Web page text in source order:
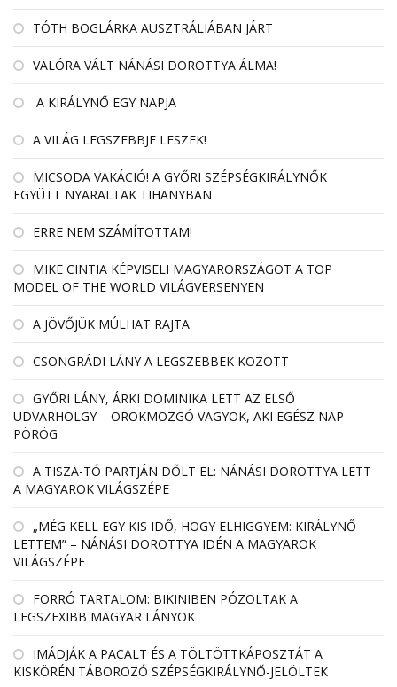
TÓTH BOGLÁRKA AUSZTRÁLIÁBAN JÁRT
VALÓRA VÁLT NÁNÁSI DOROTTYA ÁLMA!
A KIRÁLYNŐ EGY NAPJA
A VILÁG LEGSZEBBJE LESZEK!
MICSODA VAKÁCIÓ! A GYŐRI SZÉPSÉGKIRÁLYNŐK
EGYÜTT NYARALTAK TIHANYBAN
ERRE NEM SZÁMÍTOTTAM!
MIKE CINTIA KÉPVISELI MAGYARORSZÁGOT A TOP
MODEL OF THE WORLD VILÁGVERSENYEN
A JÖVŐJÜK MÚLHAT RAJTA
CSONGRÁDI LÁNY A LEGSZEBBEK KÖZÖTT
GYŐRI LÁNY, ÁRKI DOMINIKA LETT AZ ELSŐ
UDVARHÖLGY – ÖRÖKMOZGÓ VAGYOK, AKI EGÉSZ NAP
PÖRÖG
A TISZA-TÓ PARTJÁN DŐLT EL: NÁNÁSI DOROTTYA LETT
A MAGYAROK VILÁGSZÉPE
„MÉG KELL EGY KIS IDŐ, HOGY ELHIGGYEM: KIRÁLYNŐ
LETTEM” – NÁNÁSI DOROTTYA IDÉN A MAGYAROK
VILÁGSZÉPE
FORRÓ TARTALOM: BIKINIBEN PÓZOLTAK A
LEGSZEXIBB MAGYAR LÁNYOK
IMÁDJÁK A PACALT ÉS A TÖLTÖTTKÁPOSZTÁT A
KISKÖRÉN TÁBOROZÓ SZÉPSÉGKIRÁLYNŐ-JELÖLTEK